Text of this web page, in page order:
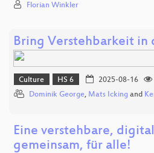
Florian Winkler
Bring Verstehbarkeit in
Culture HS 6 2025-08-16
Dominik George, Mats Icking and
Eine verstehbare,
gemeinsam, für alle!